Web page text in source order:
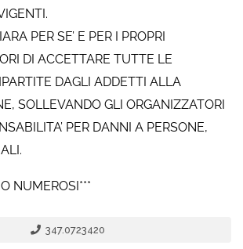
PER SE’ E PER I PROPRI
DI ACCETTARE TUTTE LE
DAGLI ADDETTI ALLA
SOLLEVANDO GLI ORGANIZZATORI
PER DANNI A PERSONE,
NUMEROSI***
347.0723420